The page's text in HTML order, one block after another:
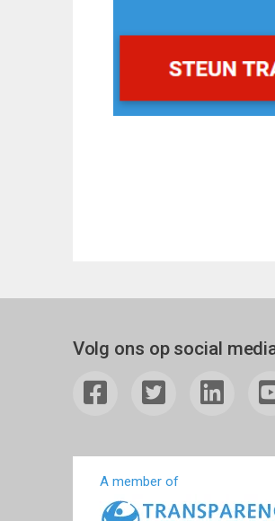
Volg ons op social
A member of